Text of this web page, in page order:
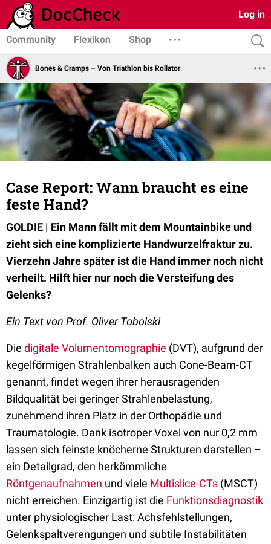
Log in
Community Flexikon Shop
Bones & Cramps – Von Triathlon bis Rollator
Case Report: Wann braucht es eine
feste Hand?
GOLDIE | Ein Mann fällt mit dem Mountainbike und
zieht sich eine komplizierte Handwurzelfraktur zu.
Vierzehn Jahre später ist die Hand immer noch nicht
verheilt. Hilft hier nur noch die Versteifung des
Gelenks?
Ein Text von Prof. Oliver Tobolski
Die digitale Volumentomographie (DVT), aufgrund der
kegelförmigen Strahlenbalken auch Cone-Beam-CT
genannt, findet wegen ihrer herausragenden
Bildqualität bei geringer Strahlenbelastung,
zunehmend ihren Platz in der Orthopädie und
Traumatologie. Dank isotroper Voxel von nur 0,2 mm
lassen sich feinste knöcherne Strukturen darstellen –
ein Detailgrad, den herkömmliche
Röntgenaufnahmen und viele Multislice-CTs (MSCT)
nicht erreichen. Einzigartig ist die Funktionsdiagnostik
unter physiologischer Last: Achsfehlstellungen,
Gelenkspaltverengungen und subtile Instabilitäten